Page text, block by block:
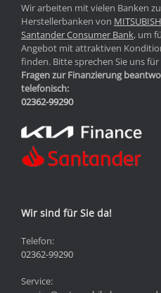
Wir arbeiten mit vielen Banken
Herstellerbanken von
Santander Consumer Bank, um
Angebot mit attraktiven
finden. Bitte sprechen Sie uns
Fragen zur Finanzierung
telefonisch:
02362-99290
Wir sind für Sie da!
Telefon:
02362-99290
Service: